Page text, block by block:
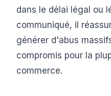
dans le délai légal ou
communiqué, il
générer d'abus
compromis pour la
commerce.